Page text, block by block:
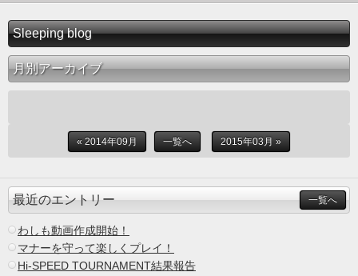
Sleeping blog
月別アーカイブ
« 2014年09月 一覧へ 2015年03月 »
最近のエントリー 一覧へ
わしも動画作成開始！
マナーを守って楽しくプレイ！
Hi-SPEED TOURNAMENT結果報告